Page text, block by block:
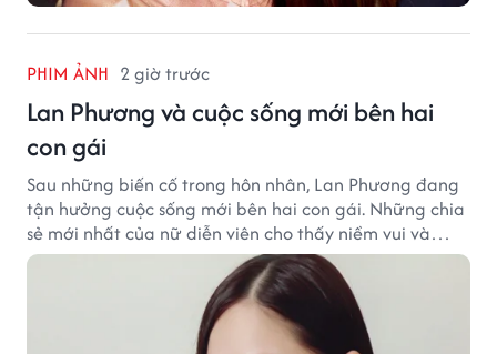
PHIM ẢNH 2 giờ trước
Lan Phương và cuộc sống mới bên hai
con gái
Sau những biến cố trong hôn nhân, Lan Phương đang
tận hưởng cuộc sống mới bên hai con gái. Những chia
sẻ mới nhất của nữ diễn viên cho thấy niềm vui và
hạnh phúc hiện tại đến từ những điều bình dị mỗi